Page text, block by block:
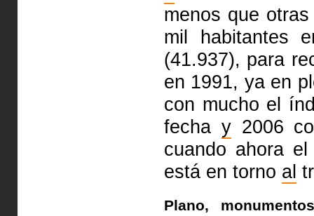
menos que
mil habitantes
(41.937), para
en 1991, ya en
con mucho el
fecha y2006
cuando ahora
está en torno al
Plano,